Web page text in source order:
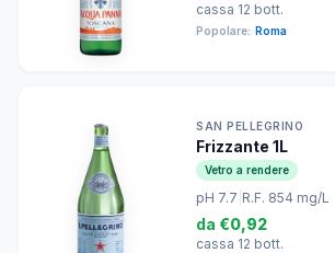
cassa 12 bott.
Popolare: Roma
SAN PELLEGRINO
Frizzante 1L
Vetro a rendere
pH 7.7 R.F. 854 mg/L
da €0,92
cassa 12 bott.